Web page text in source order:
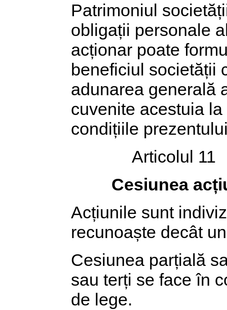
Patrimoniul
obligații personale
acționar poate
beneficiul societății
adunarea generală
cuvenite acestuia
condițiile
Articolul 11
Cesiunea
Acțiunile sunt
recunoaște decât
Cesiunea parțială
sau terți se face în
de lege.